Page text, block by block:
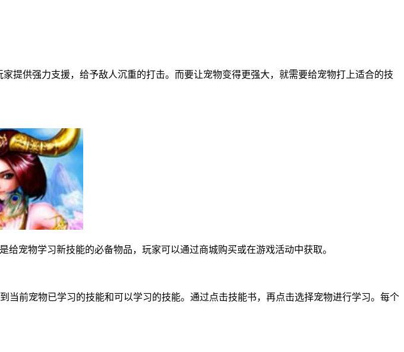
提供强力支援，给予敌人沉重的打击。而要让宠物变得更强大，就需要给宠物打上适合的技
宠物学习新技能的必备物品，玩家可以通过商城购买或在游戏活动中获取。
前宠物已学习的技能和可以学习的技能。通过点击技能书，再点击选择宠物进行学习。每个